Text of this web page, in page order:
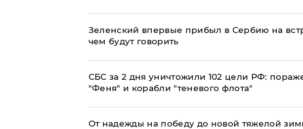
Зеленский впервые прибыл в Сербию на
чем будут говорить
СБС за 2 дня уничтожили 102 цели РФ:
"Феня" и корабли "теневого флота"
От надежды на победу до новой тяжелой